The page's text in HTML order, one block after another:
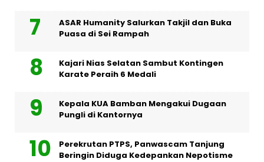
ASAR Humanity Salurkan Takjil dan Buka
Puasa di Sei Rampah
Kajari Nias Selatan Sambut Kontingen
Karate Peraih 6 Medali
Kepala KUA Bamban Mengakui Dugaan
Pungli di Kantornya
Perekrutan PTPS, Panwascam Tanjung
Beringin Diduga Kedepankan Nepotisme